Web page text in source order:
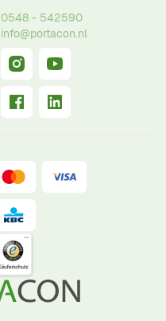
0548 - 542590
info@portacon.nl